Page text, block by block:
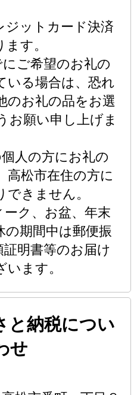
ットカード決済
す。
ご希望のお礼の
いる場合は、恐れ
のお礼の品をお選
お願い申し上げま
人の方にお礼の
高松市在住の方に
きません。
ク、お盆、年末
の期間中は郵便振
明書等のお届け
ます。
納税につい
せ